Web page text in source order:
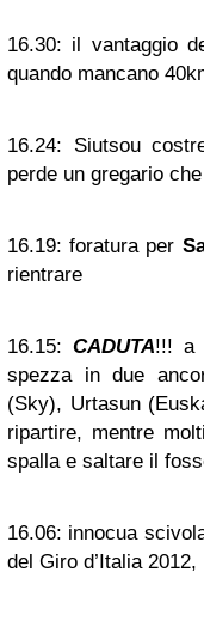
16.30: il vantaggio
quando mancano
16.24: Siutsou
perde un gregario
16.19: foratura per
rientrare
16.15: CADUTA!!! a
spezza in due
(Sky), Urtasun
ripartire, mentre
spalla e saltare il
16.06: innocua
del Giro d’Italia 2012,